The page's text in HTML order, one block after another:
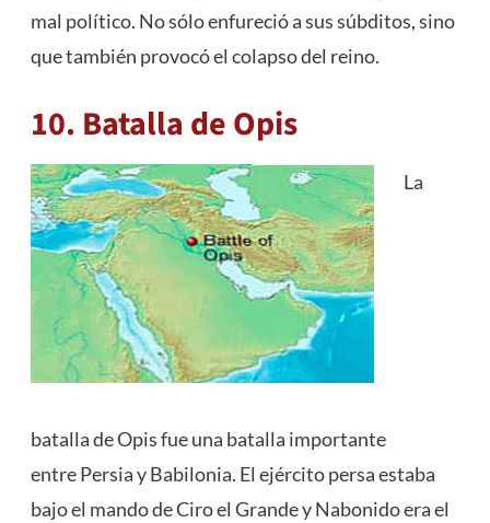
mal político. No sólo enfureció a sus súbditos, sino
que también provocó el colapso del reino.
10. Batalla de Opis
La
batalla de Opis fue una batalla importante
entre Persia y Babilonia. El ejército persa estaba
bajo el mando de Ciro el Grande y Nabonido era el